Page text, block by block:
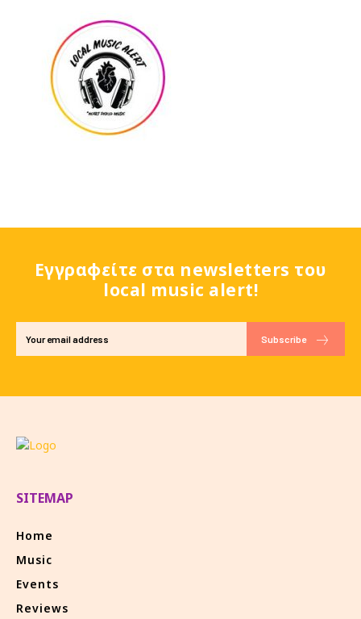
Εγγραφείτε στα newsletters του
local music alert!
Subscribe
SITEMAP
Home
Music
Events
Reviews